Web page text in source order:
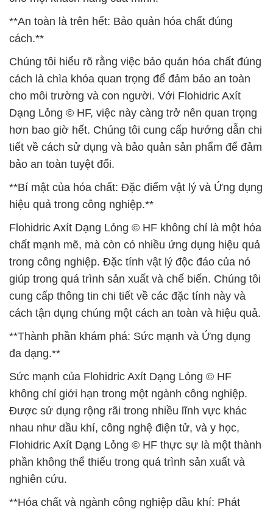
**An toàn là trên hết: Bảo quản hóa chất đúng
cách.**
Chúng tôi hiểu rõ rằng việc bảo quản hóa chất đúng
cách là chìa khóa quan trọng để đảm bảo an toàn
cho môi trường và con người. Với Flohidric Axít
Dạng Lỏng © HF, việc này càng trở nên quan trọng
hơn bao giờ hết. Chúng tôi cung cấp hướng dẫn chi
tiết về cách sử dụng và bảo quản sản phẩm để đảm
bảo an toàn tuyệt đối.
**Bí mật của hóa chất: Đặc điểm vật lý và Ứng dụng
hiệu quả trong công nghiệp.**
Flohidric Axít Dạng Lỏng © HF không chỉ là một hóa
chất mạnh mẽ, mà còn có nhiều ứng dụng hiệu quả
trong công nghiệp. Đặc tính vật lý độc đáo của nó
giúp trong quá trình sản xuất và chế biến. Chúng tôi
cung cấp thông tin chi tiết về các đặc tính này và
cách tận dụng chúng một cách an toàn và hiệu quả.
**Thành phần khám phá: Sức mạnh và Ứng dụng
đa dạng.**
Sức mạnh của Flohidric Axít Dạng Lỏng © HF
không chỉ giới hạn trong một ngành công nghiệp.
Được sử dụng rộng rãi trong nhiều lĩnh vực khác
nhau như dầu khí, công nghệ điện tử, và y học,
Flohidric Axít Dạng Lỏng © HF thực sự là một thành
phần không thể thiếu trong quá trình sản xuất và
nghiên cứu.
**Hóa chất và ngành công nghiệp dầu khí: Phát